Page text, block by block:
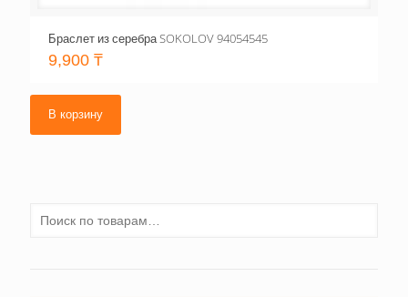
Браслет из серебра SOKOLOV 94054545
9,900 ₸
В корзину